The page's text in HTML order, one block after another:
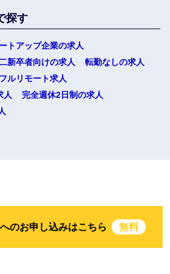
探す
トアップ企業の求人
新卒者向けの求人
転勤なしの求人
フルリモート求人
人
完全週休2日制の求人
のお申し込みはこちら 無料